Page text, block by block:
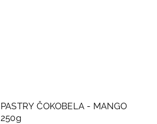
PASTRY ČOKOBELA - MANGO
250g